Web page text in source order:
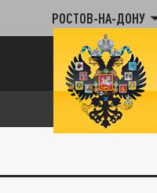
РОСТОВ-НА-ДОНУ